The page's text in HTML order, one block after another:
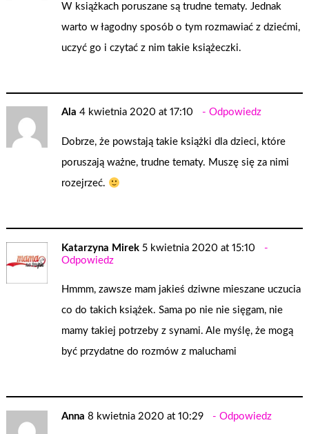
W książkach poruszane są trudne tematy. Jednak
warto w łagodny sposób o tym rozmawiać z dziećmi,
uczyć go i czytać z nim takie książeczki.
Ala 4 kwietnia 2020 at 17:10 Odpowiedz
Dobrze, że powstają takie książki dla dzieci, które
poruszają ważne, trudne tematy. Muszę się za nimi
rozejrzeć.
Katarzyna Mirek 5 kwietnia 2020 at 15:10
Odpowiedz
Hmmm, zawsze mam jakieś dziwne mieszane uczucia
co do takich książek. Sama po nie nie sięgam, nie
mamy takiej potrzeby z synami. Ale myślę, że mogą
być przydatne do rozmów z maluchami
Anna 8 kwietnia 2020 at 10:29 Odpowiedz